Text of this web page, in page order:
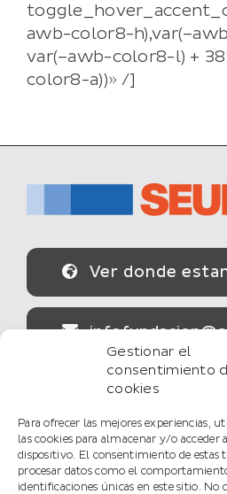
Gestionar el
consentimiento
cookies
Para ofrecer las mejores experiencias,
las cookies para almacenar y/o
dispositivo. El consentimiento de estas
procesar datos como el
identificaciones únicas en este sitio. No
awb-color8-
var(–awb-color8-l) +
color8-a))» /]
Ver donde
La Fundación